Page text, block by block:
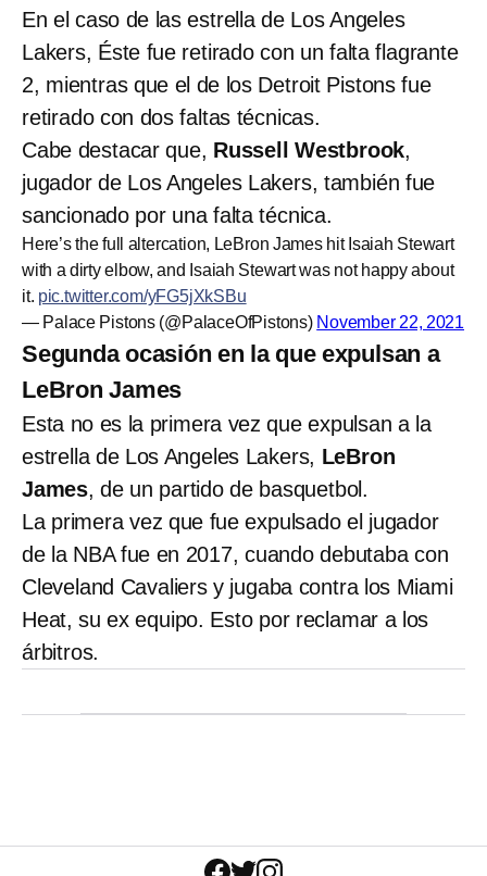
En el caso de las estrella de Los Angeles
Lakers, Éste fue retirado con un falta flagrante
2, mientras que el de los Detroit Pistons fue
retirado con dos faltas técnicas.
Cabe destacar que, Russell Westbrook,
jugador de Los Angeles Lakers, también fue
sancionado por una falta técnica.
Here’s the full altercation, LeBron James hit Isaiah Stewart
with a dirty elbow, and Isaiah Stewart was not happy about
it. pic.twitter.com/yFG5jXkSBu
— Palace Pistons (@PalaceOfPistons) November 22, 2021
Segunda ocasión en la que expulsan a
LeBron James
Esta no es la primera vez que expulsan a la
estrella de Los Angeles Lakers, LeBron
James, de un partido de basquetbol.
La primera vez que fue expulsado el jugador
de la NBA fue en 2017, cuando debutaba con
Cleveland Cavaliers y jugaba contra los Miami
Heat, su ex equipo. Esto por reclamar a los
árbitros.